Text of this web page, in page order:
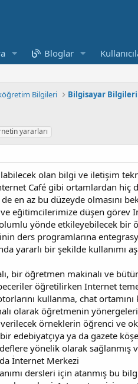
Bloglar
Bilgileri Bilgisayar Bilgileri
yararları
olan bilgi ve iletişim
Café gibi ortamlardan hiç
en az bu düzeyde olmasını
eğitimcilerimize düşen görev
yönde etkileyebilecek bir
ders programlarına
yararlı bir şekilde kullanımı
bir öğretmen makinalı ve
öğretilirken Internet
kullanma, chat
olarak öğretmenin
örneklerin öğrenci ve
edebiyatçıya ya da gazete
yönelik olarak sağlanmış
İnternet Merkezi
dersleri için atanmış bu